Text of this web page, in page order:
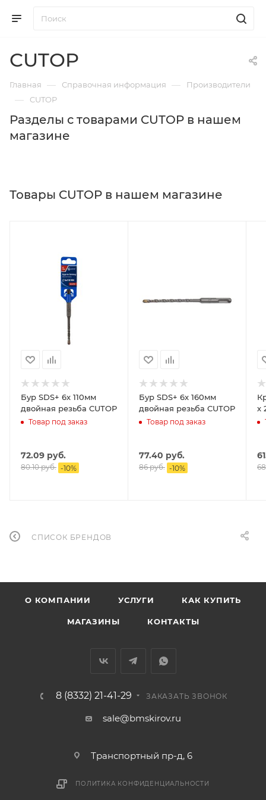
CUTOP
Главная — Справочная информация — Производители
— CUTOP
Разделы с товарами CUTOP в нашем
магазине
Товары CUTOP в нашем магазине
Бур SDS+ 6х 110мм
двойная резьба CUTOP
Товар под заказ
72.09 руб.
80.10руб. -10%
Бур SDS+ 6х 160мм
двойная резьба CUTOP
Товар под заказ
77.40 руб.
86руб. -10% 68
СПИСОК БРЕНДОВ
О КОМПАНИИ УСЛУГИ КАК КУПИТЬ
МАГАЗИНЫ КОНТАКТЫ
8 (8332) 21-41-29 ЗАКАЗАТЬ ЗВОНОК
sale@bmskirov.ru
Транспортный пр-д, 6
ПОЛИТИКА КОНФИДЕНЦИАЛЬНОСТИ